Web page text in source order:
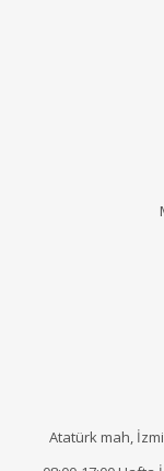
Atatürk mah,